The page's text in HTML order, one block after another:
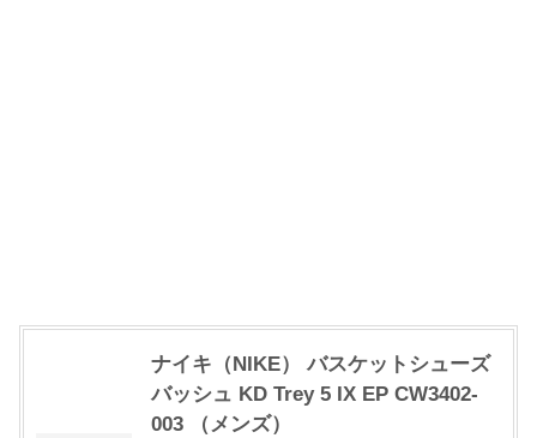
ナイキ（NIKE） バスケットシューズ
バッシュ KD Trey 5 IX EP CW3402-
003 （メンズ）